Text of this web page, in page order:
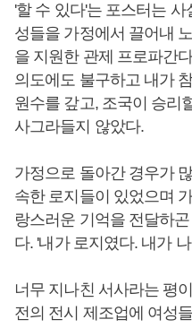
'할 수 있다'는 포스터는
성들을 가정에서 끌어내
을 지원한 관제 프로파간
의도에도 불구하고 내가
원수를 갚고, 조국이 승리
사그라들지 않았다.
가정으로 돌아간 경우가
속한 로지들이 있었으며
랑스러운 기억을 전달하
다. '내가 로지였다. 내가
너무 지나친 서사라는 평
전의 전시 제조업에 여성